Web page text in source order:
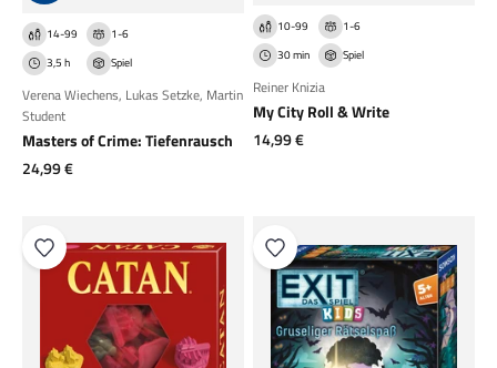
14-99
1-6
3,5 h
Spiel
Verena Wiechens, Lukas Setzke, Martin
Student
Masters of Crime: Tiefenrausch
Angebot
24,99 €
10-99
1-6
30 min
Spiel
Reiner Knizia
My City Roll & Write
Angebot
14,99 €